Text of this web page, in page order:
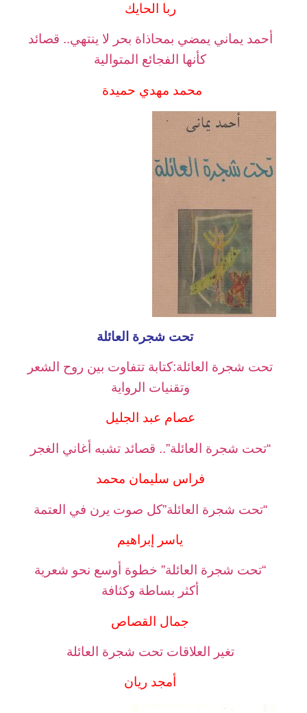
ربا الحايك
أحمد يماني يمضي بمحاذاة بحر لا ينتهي.. قصائد
كأنها الفجائع المتوالية
محمد مهدي حميدة
تحت شجرة العائلة
تحت شجرة العائلة:كتابة تتفاوت بين روح الشعر
وتقنيات الرواية
عصام عبد الجليل
“تحت شجرة العائلة”.. قصائد تشبه أغاني الغجر
فراس سليمان محمد
“تحت شجرة العائلة”كل صوت يرن في العتمة
ياسر إبراهيم
“تحت شجرة العائلة” خطوة أوسع نحو شعرية
أكثر بساطة وكثافة
جمال القصاص
تغير العلاقات تحت شجرة العائلة
أمجد ريان